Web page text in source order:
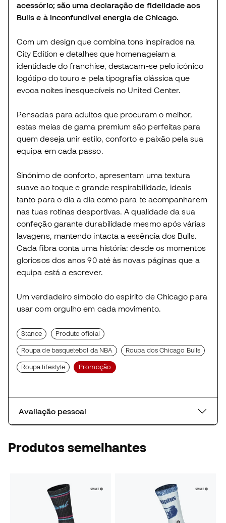
acessório; são uma declaração de fidelidade aos
Bulls e à inconfundível energia de Chicago.
Com um design que combina tons inspirados na
City Edition e detalhes que homenageiam a
identidade do franchise, destacam-se pelo icónico
logótipo do touro e pela tipografia clássica que
evoca noites inesquecíveis no United Center.
Pensadas para adultos que procuram o melhor,
estas meias de gama premium são perfeitas para
quem deseja unir estilo, conforto e paixão pela sua
equipa em cada passo.
Sinónimo de conforto, apresentam uma textura
suave ao toque e grande respirabilidade, ideais
tanto para o dia a dia como para te acompanharem
nas tuas rotinas desportivas. A qualidade da sua
confeção garante durabilidade mesmo após várias
lavagens, mantendo intacta a essência dos Bulls.
Cada fibra conta uma história: desde os momentos
gloriosos dos anos 90 até às novas páginas que a
equipa está a escrever.
Um verdadeiro símbolo do espírito de Chicago para
usar com orgulho em cada movimento.
Stance Produto oficial
Roupa de basquetebol da NBA Roupa dos Chicago Bulls
Roupa lifestyle Promoção
Avaliação pessoal
Produtos semelhantes